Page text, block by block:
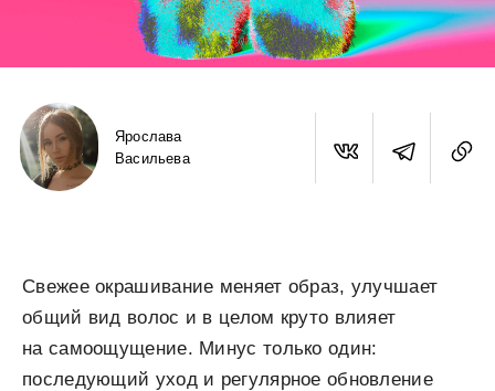
Ярослава
Васильева
Свежее окрашивание меняет образ, улучшает
общий вид волос и в целом круто влияет
на самоощущение. Минус только один:
последующий уход и регулярное обновление